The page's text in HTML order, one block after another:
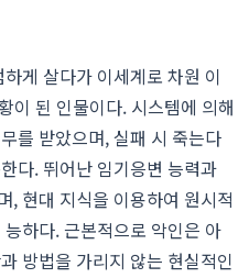
게 살다가 이세계로 차원 이
이 된 인물이다. 시스템에 의해
를 받았으며, 실패 시 죽는다
다. 뛰어난 임기응변 능력과
, 현대 지식을 이용하여 원시적
하다. 근본적으로 악인은 아
방법을 가리지 않는 현실적인